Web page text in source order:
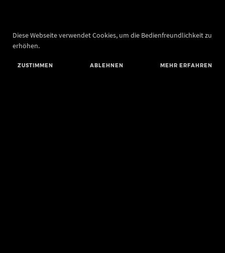
Diese Webseite verwendet Cookies, um die Bedienfreundlichkeit zu
erhöhen.
ZUSTIMMEN ABLEHNEN MEHR ERFAHREN